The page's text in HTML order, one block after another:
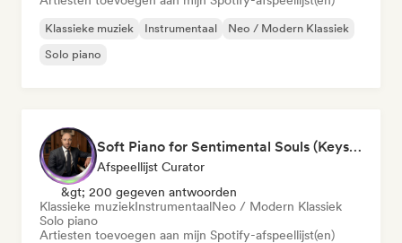
Klassieke muziek Instrumentaal
Neo / Modern Klassiek
Solo piano
Soft Piano for Sentimental Souls (Keys From Above)
Afspeellijst Curator
&gt; 200 gegeven antwoorden
Klassieke muziekInstrumentaalNeo / Modern Klassiek
Solo piano
Artiesten toevoegen aan mijn Spotify-afspeellijst(en)